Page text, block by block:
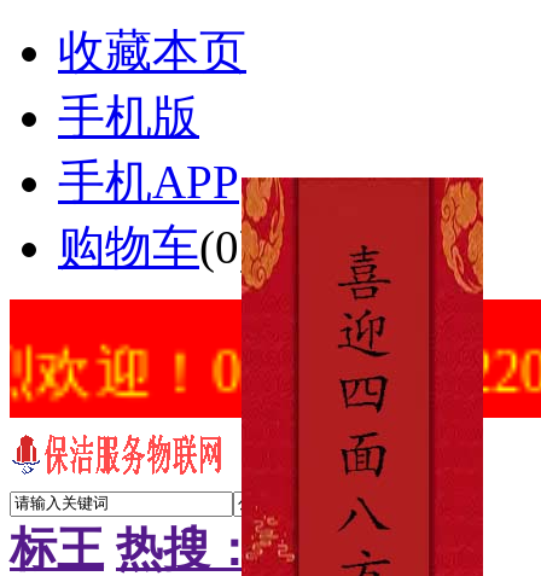
收藏本页
手机版
手机APP
购物车(0)
0510-88602202
标王 热搜：